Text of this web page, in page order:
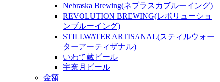
Nebraska Brewing(ネブラスカブルーイング)
REVOLUTION BREWING(レボリューショ
ンブルーイング)
STILLWATER ARTISANAL(スティルウォー
ターアーティザナル)
いわて蔵ビール
宇奈月ビール
金額